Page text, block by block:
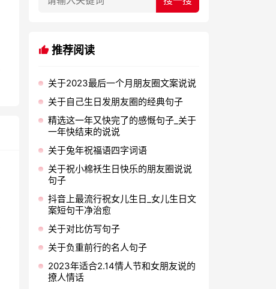
推荐阅读
关于2023最后一个月朋友圈文案说说
关于自己生日发朋友圈的经典句子
精选这一年又快完了的感慨句子_关于
一年快结束的说说
关于兔年祝福语四字词语
关于祝小棉袄生日快乐的朋友圈说说
句子
抖音上最流行祝女儿生日_女儿生日文
案短句干净治愈
关于对比仿写句子
关于负重前行的名人句子
2023年适合2.14情人节和女朋友说的
撩人情话